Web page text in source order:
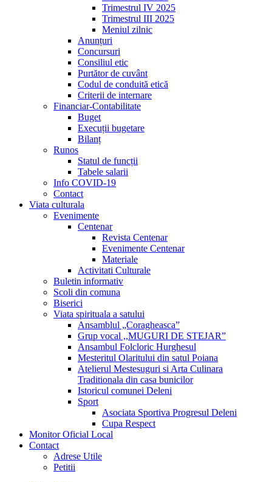
Trimestrul IV 2025
Trimestrul III 2025
Meniul zilnic
Anunțuri
Concursuri
Consiliul etic
Purtător de cuvânt
Codul de conduită etică
Criterii de internare
Financiar-Contabilitate
Buget
Execuții bugetare
Bilanț
Runos
Statul de funcții
Tabele salarii
Info COVID-19
Contact
Viata culturala
Evenimente
Centenar
Revista Centenar
Evenimente Centenar
Materiale
Activitati Culturale
Buletin informativ
Scoli din comuna
Biserici
Viata spirituala a satului
Ansamblul „Coragheasca”
Grup vocal ,,MUGURI DE STEJAR”
Ansambul Folcloric Hurghesul
Mesteritul Olaritului din satul Poiana
Atelierul Mestesuguri si Arta Culinara
Traditionala din casa bunicilor
Istoricul comunei Deleni
Sport
Asociata Sportiva Progresul Deleni
Cupa Respect
Monitor Oficial Local
Contact
Adrese Utile
Petitii